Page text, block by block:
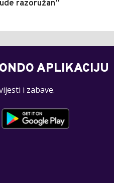
razoružan”
APLIKACIJU
i zabave.